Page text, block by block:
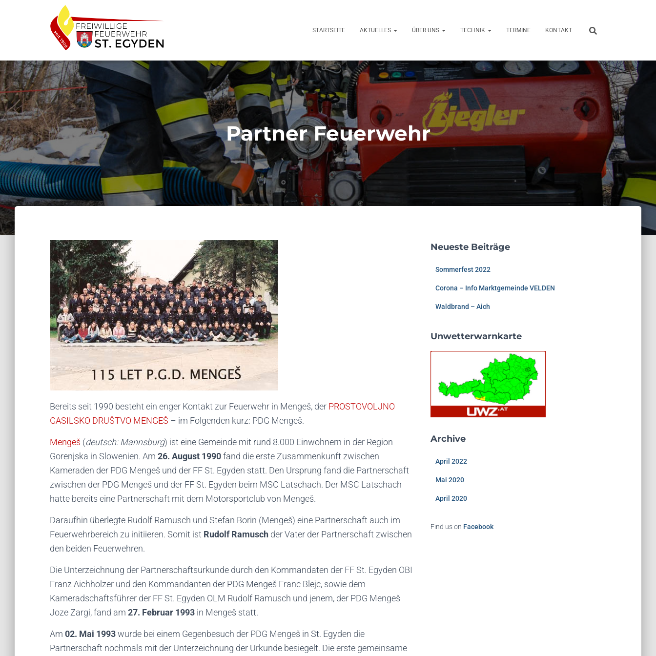
STARTSEITE AKTUELLES ÜBER UNS TECHNIK TERMINE KONTAKT
Partner Feuerwehr
Bereits seit 1990 besteht ein enger Kontakt zur Feuerwehr in Mengeš, der PROSTOVOLJNO
GASILSKO DRUŠTVO MENGEŠ – im Folgenden kurz: PDG Mengeš.
Mengeš (deutsch: Mannsburg) ist eine Gemeinde mit rund 8.000 Einwohnern in der Region
Gorenjska in Slowenien. Am 26. August 1990fand die erste Zusammenkunft zwischen
Kameraden der PDG Mengeš und der FF St. Egyden statt. Den Ursprung fand die Partnerschaft
zwischen der PDG Mengeš und der FF St. Egyden beim MSC Latschach. Der MSC Latschach
hatte bereits eine Partnerschaft mit dem Motorsportclub von Mengeš.
Daraufhin überlegte Rudolf Ramusch und Stefan Borin (Mengeš) eine Partnerschaft auch im
Feuerwehrbereich zu initiieren. Somit ist Rudolf Ramusch der Vater der Partnerschaft zwischen
den beiden Feuerwehren.
Die Unterzeichnung der Partnerschaftsurkunde durch den Kommandaten der FF St. Egyden OBI
Franz Aichholzer und den Kommandanten der PDG Mengeš Franc Blejc, sowie dem
Kameradschaftsführer der FF St. Egyden OLM Rudolf Ramusch und jenem, der PDG Mengeš
Joze Zargi, fand am 27. Februar 1993 in Mengeš statt.
Am 02. Mai 1993wurde bei einem Gegenbesuch der PDG Mengeš in St. Egyden die
Partnerschaft nochmals mit der Unterzeichnung der Urkunde besiegelt. Die erste gemeinsame
Neueste Beiträge
Sommerfest 2022
Corona – Info Marktgemeinde VELDEN
Waldbrand – Aich
Unwetterwarnkarte
Archive
April 2022
Mai 2020
April 2020
Find us on Facebook